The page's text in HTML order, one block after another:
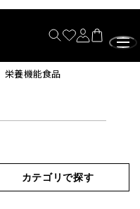
栄養機能食品
カテゴリで探す